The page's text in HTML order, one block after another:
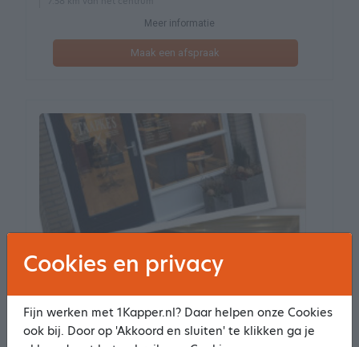
Meer informatie
Maak een afspraak
Taapkes Haarzaak
Cookies en privacy
Fijn werken met 1Kapper.nl? Daar helpen onze Cookies
ook bij. Door op 'Akkoord en sluiten' te klikken ga je